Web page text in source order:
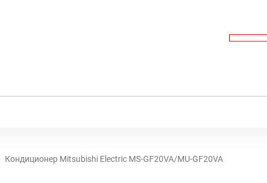
Кондиционер Mitsubishi Electric MS-GF20VA/MU-GF20VA